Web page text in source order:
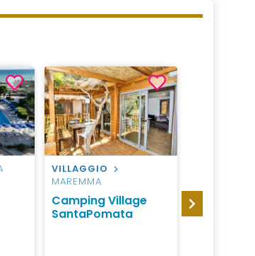
VILLAGGIO
MAREMMA
Camping Village
SantaPomata
Bibione e